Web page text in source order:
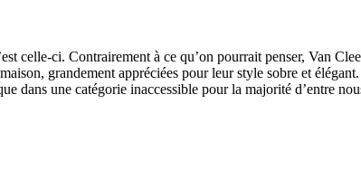
celle-ci. Contrairement à ce qu’on pourrait penser, Van
grandement appréciées pour leur style sobre et
dans une catégorie inaccessible pour la majorité d’entre